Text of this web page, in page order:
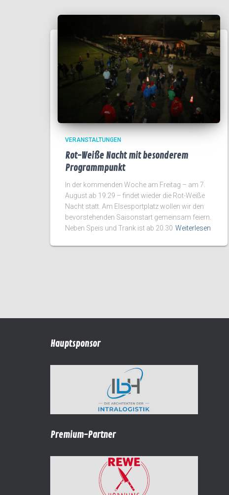
VERANSTALTUNGEN
Rot-Weiße Nacht mit besonderem
Programmpunkt
In der kommenden Woche am Freitag – am 7.
August ab 19.29 – findet wieder die Rot-Weiße
Nacht statt. Am Elsesportplatz wollen wir den
bevorstehenden Saisonstart gemeinsam feiern.
Neben Speis und Trank ist ab 20.30 Weiterlesen
Hauptsponsor
Premium-Partner